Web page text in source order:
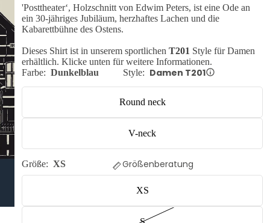
'Posttheater‘, Holzschnitt von Edwim Peters, ist eine Ode an
ein 30-jähriges Jubiläum, herzhaftes Lachen und die
Kabarettbühne des Ostens.
Dieses Shirt ist in unserem sportlichen T201 Style für Damen
erhältlich. Klicke unten für weitere Informationen.
Farbe: Dunkelblau Style: Damen T201
Round neck
V-neck
Größe: XS Größenberatung
XS